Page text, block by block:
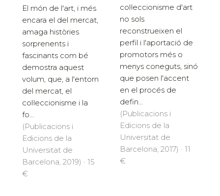
El món de l'art, i més
encara el del mercat,
amaga històries
sorprenents i
fascinants com bé
demostra aquest
volum, que, a l'entorn
del mercat, el
col·leccionisme i la
fo...
(Publicacions i
Edicions de la
Universitat de
Barcelona, 2019) · 15
€
col·leccionisme d'art
no sols
reconstrueixen el
perfil i l'aportació de
promotors més o
menys coneguts, sinó
que posen l'accent
en el procés de
defin...
(Publicacions i
Edicions de la
Universitat de
Barcelona, 2017) · 11
€